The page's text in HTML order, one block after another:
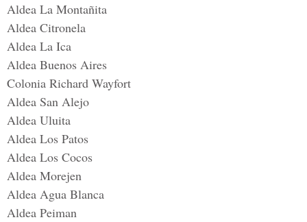
Aldea La Montañita
Aldea Citronela
Aldea La Ica
Aldea Buenos Aires
Colonia Richard Wayfort
Aldea San Alejo
Aldea Uluita
Aldea Los Patos
Aldea Los Cocos
Aldea Morejen
Aldea Agua Blanca
Aldea Peiman